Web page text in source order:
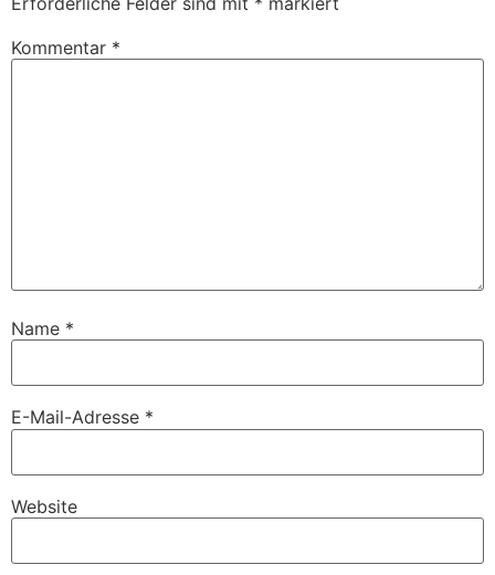
Kommentar *
Name *
E-Mail-Adresse *
Website